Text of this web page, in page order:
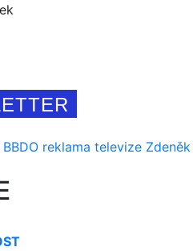
reklama televize Zdeněk